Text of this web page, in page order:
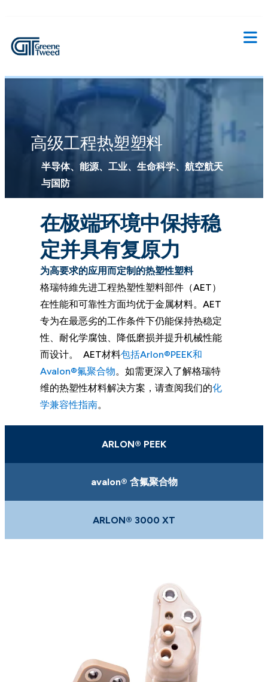
高级工程热塑塑料
半导体、能源、工业、生命科学、航空航天
与国防
在极端环境中保持稳
定并具有复原力
为高要求的应用而定制的热塑性塑料
格瑞特維先进工程热塑性塑料部件（AET）
在性能和可靠性方面均优于金属材料。AET
专为在最恶劣的工作条件下仍能保持热稳定
性、耐化学腐蚀、降低磨损并提升机械性能
而设计。 AET材料包括Arlon®PEEK和
Avalon®氟聚合物。如需更深入了解格瑞特
维的热塑性材料解决方案，请查阅我们的化
学兼容性指南。
ARLON® PEEK
avalon® 含氟聚合物
ARLON® 3000 XT